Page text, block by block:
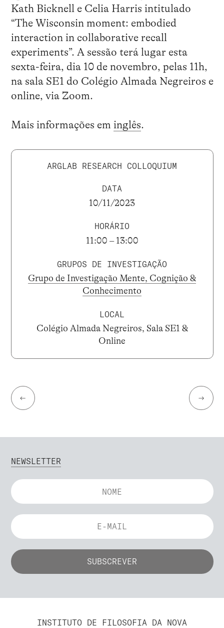
Kath Bicknell e Celia Harris intitulado
“The Wisconsin moment: embodied
interaction in collaborative recall
experiments”. A sessão terá lugar esta
sexta-feira, dia 10 de novembro, pelas 11h,
na sala SE1 do Colégio Almada Negreiros e
online, via Zoom.
Mais informações em inglês.
ARGLAB RESEARCH COLLOQUIUM
DATA
10/11/2023
HORÁRIO
11:00 – 13:00
GRUPOS DE INVESTIGAÇÃO
Grupo de Investigação Mente, Cognição &
Conhecimento
LOCAL
Colégio Almada Negreiros, Sala SE1 &
Online
← →
NEWSLETTER
INSTITUTO DE FILOSOFIA DA NOVA